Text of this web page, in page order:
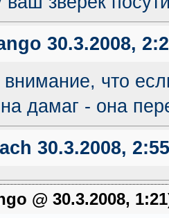
30.3.2008,
внимание, что
дамаг - она
30.3.2008, 2:55
@ 30.3.2008,